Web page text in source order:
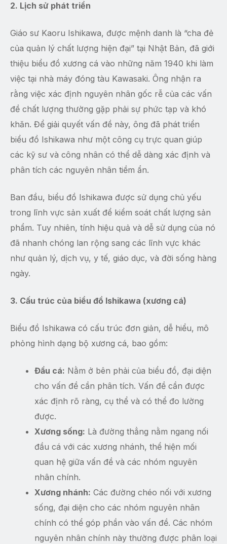
2. Lịch sử phát triển
Giáo sư Kaoru Ishikawa, được mệnh danh là “cha đẻ
của quản lý chất lượng hiện đại” tại Nhật Bản, đã giới
thiệu biểu đồ xương cá vào những năm 1940 khi làm
việc tại nhà máy đóng tàu Kawasaki. Ông nhận ra
rằng việc xác định nguyên nhân gốc rễ của các vấn
đề chất lượng thường gặp phải sự phức tạp và khó
khăn. Để giải quyết vấn đề này, ông đã phát triển
biểu đồ Ishikawa như một công cụ trực quan giúp
các kỹ sư và công nhân có thể dễ dàng xác định và
phân tích các nguyên nhân tiềm ẩn.
Ban đầu, biểu đồ Ishikawa được sử dụng chủ yếu
trong lĩnh vực sản xuất để kiểm soát chất lượng sản
phẩm. Tuy nhiên, tính hiệu quả và dễ sử dụng của nó
đã nhanh chóng lan rộng sang các lĩnh vực khác
như quản lý, dịch vụ, y tế, giáo dục, và đời sống hàng
ngày.
3. Cấu trúc của biểu đồ Ishikawa (xương cá)
Biểu đồ Ishikawa có cấu trúc đơn giản, dễ hiểu, mô
phỏng hình dạng bộ xương cá, bao gồm:
Đầu cá: Nằm ở bên phải của biểu đồ, đại diện
cho vấn đề cần phân tích. Vấn đề cần được
xác định rõ ràng, cụ thể và có thể đo lường
được.
Xương sống: Là đường thẳng nằm ngang nối
đầu cá với các xương nhánh, thể hiện mối
quan hệ giữa vấn đề và các nhóm nguyên
nhân chính.
Xương nhánh: Các đường chéo nối với xương
sống, đại diện cho các nhóm nguyên nhân
chính có thể góp phần vào vấn đề. Các nhóm
nguyên nhân chính này thường được phân loại